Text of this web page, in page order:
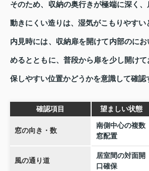
そのため、収納の奥行きが極端に深く
動きにくい造りは、湿気がこもりやすい
内見時には、収納扉を開けて内部のに
めるとともに、普段から扉を少し開け
保しやすい位置かどうかを意識して確認
確認項目 望ましい状態
窓の向き・数
南側中心の複数
窓配置
風の通り道
居室間の対面開
口確保